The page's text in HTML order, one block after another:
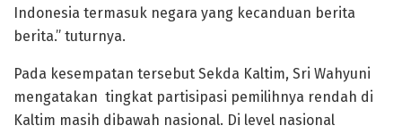
Indonesia termasuk negara yang kecanduan berita
berita.” tuturnya.
Pada kesempatan tersebut Sekda Kaltim, Sri Wahyuni
mengatakan tingkat partisipasi pemilihnya rendah di
Kaltim masih dibawah nasional. Di level nasional